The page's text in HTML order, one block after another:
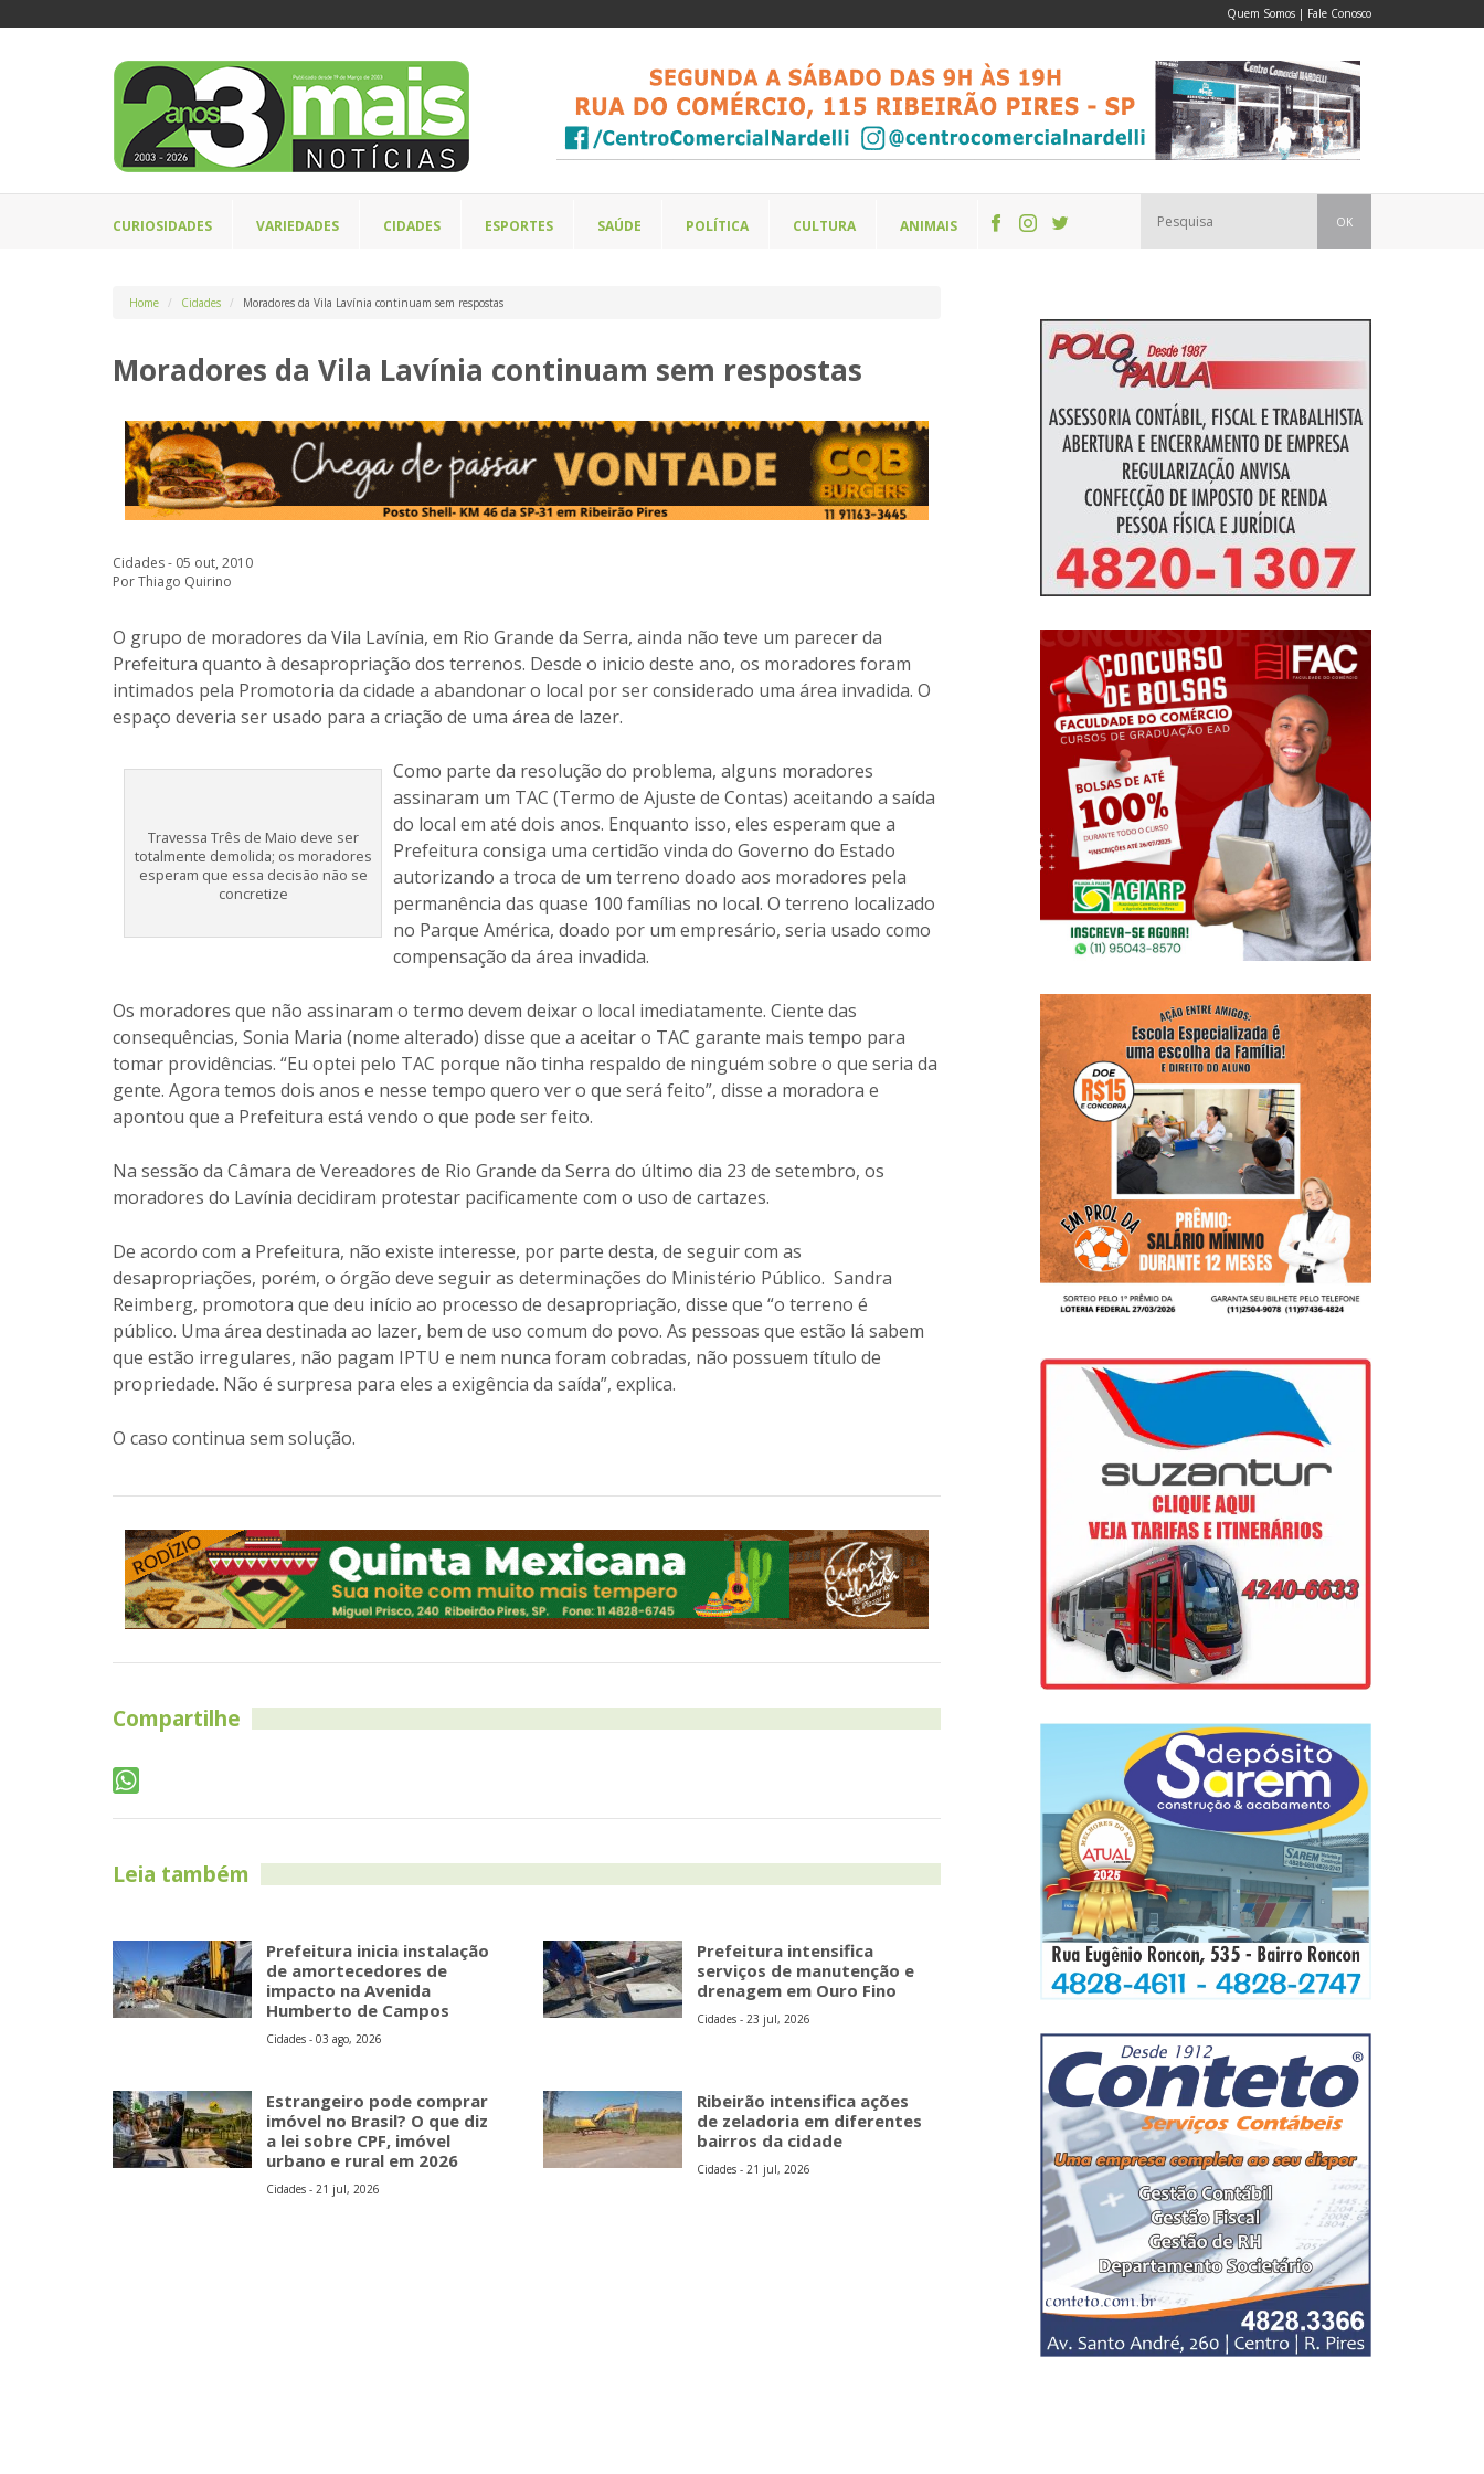
Quem Somos | Fale Conosco
CURIOSIDADES VARIEDADES CIDADES ESPORTES SAÚDE POLÍTICA CULTURA ANIMAIS OK
Home Cidades Moradores da Vila Lavínia continuam sem respostas
Moradores da Vila Lavínia continuam sem respostas
Cidades - 05 out, 2010
Por Thiago Quirino
O grupo de moradores da Vila Lavínia, em Rio Grande da Serra, ainda não teve um parecer da
Prefeitura quanto à desapropriação dos terrenos. Desde o inicio deste ano, os moradores foram
intimados pela Promotoria da cidade a abandonar o local por ser considerado uma área invadida. O
espaço deveria ser usado para a criação de uma área de lazer.
Travessa Três de Maio deve ser
totalmente demolida; os moradores
esperam que essa decisão não se
concretize
Como parte da resolução do problema, alguns moradores
assinaram um TAC (Termo de Ajuste de Contas) aceitando a saída
do local em até dois anos. Enquanto isso, eles esperam que a
Prefeitura consiga uma certidão vinda do Governo do Estado
autorizando a troca de um terreno doado aos moradores pela
permanência das quase 100 famílias no local. O terreno localizado
no Parque América, doado por um empresário, seria usado como
compensação da área invadida.
Os moradores que não assinaram o termo devem deixar o local imediatamente. Ciente das
consequências, Sonia Maria (nome alterado) disse que a aceitar o TAC garante mais tempo para
tomar providências. “Eu optei pelo TAC porque não tinha respaldo de ninguém sobre o que seria da
gente. Agora temos dois anos e nesse tempo quero ver o que será feito”, disse a moradora e
apontou que a Prefeitura está vendo o que pode ser feito.
Na sessão da Câmara de Vereadores de Rio Grande da Serra do último dia 23 de setembro, os
moradores do Lavínia decidiram protestar pacificamente com o uso de cartazes.
De acordo com a Prefeitura, não existe interesse, por parte desta, de seguir com as
desapropriações, porém, o órgão deve seguir as determinações do Ministério Público. Sandra
Reimberg, promotora que deu início ao processo de desapropriação, disse que “o terreno é
público. Uma área destinada ao lazer, bem de uso comum do povo. As pessoas que estão lá sabem
que estão irregulares, não pagam IPTU e nem nunca foram cobradas, não possuem título de
propriedade. Não é surpresa para eles a exigência da saída”, explica.
O caso continua sem solução.
Compartilhe
Leia também
Prefeitura inicia instalação
de amortecedores de
impacto na Avenida
Humberto de Campos
Cidades - 03 ago, 2026
Prefeitura intensifica
serviços de manutenção e
drenagem em Ouro Fino
Cidades - 23 jul, 2026
Estrangeiro pode comprar
imóvel no Brasil? O que diz
a lei sobre CPF, imóvel
urbano e rural em 2026
Cidades - 21 jul, 2026
Ribeirão intensifica ações
de zeladoria em diferentes
bairros da cidade
Cidades - 21 jul, 2026